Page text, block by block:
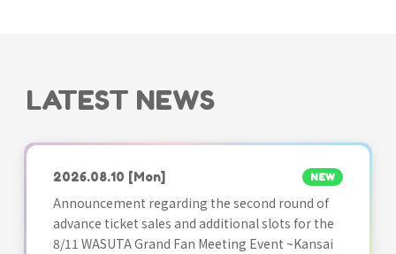
LATEST NEWS
2026.08.10 [Mon] NEW
Announcement regarding the second round of
advance ticket sales and additional slots for the
8/11 WASUTA Grand Fan Meeting Event ~Kansai